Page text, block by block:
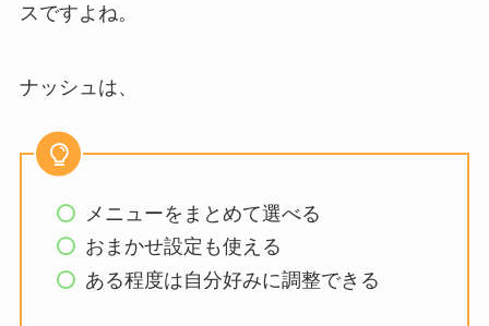
スですよね。
ナッシュは、
メニューをまとめて選べる
おまかせ設定も使える
ある程度は自分好みに調整できる